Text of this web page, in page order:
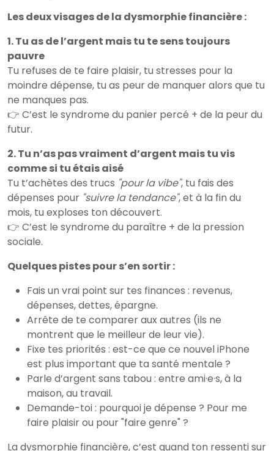
Les deux visages de la dysmorphie financière :
1. Tu as de l’argent mais tu te sens toujours
pauvre
Tu refuses de te faire plaisir, tu stresses pour la
moindre dépense, tu as peur de manquer alors que tu
ne manques pas.
👉 C’est le syndrome du panier percé + de la peur du
futur.
2. Tu n’as pas vraiment d’argent mais tu vis
comme si tu étais aisé
Tu t’achètes des trucs "pour la vibe", tu fais des
dépenses pour "suivre la tendance", et à la fin du
mois, tu exploses ton découvert.
👉 C’est le syndrome du paraître + de la pression
sociale.
Quelques pistes pour s’en sortir :
Fais un vrai point sur tes finances : revenus,
dépenses, dettes, épargne.
Arrête de te comparer aux autres (ils ne
montrent que le meilleur de leur vie).
Fixe tes priorités : est-ce que ce nouvel iPhone
est plus important que ta santé mentale ?
Parle d’argent sans tabou : entre ami·e·s, à la
maison, au travail.
Demande-toi : pourquoi je dépense ? Pour me
faire plaisir ou pour "faire genre" ?
La dysmorphie financière, c’est quand ton ressenti sur